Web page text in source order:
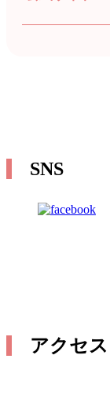
SNS
アクセス